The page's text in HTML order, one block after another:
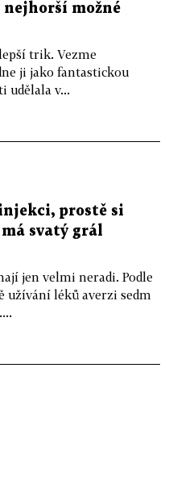
možné
trik. Vezme
ji jako fantastickou
udělala v...
prostě si
svatý grál
jen velmi neradi. Podle
užívání léků averzi sedm